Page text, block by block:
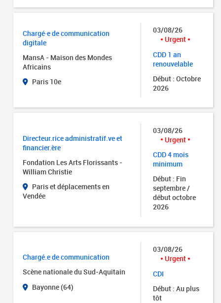
Chargé·e de communication
digitale
MansA - Maison des Mondes
Africains
Paris 10e
03/08/26
Urgent
CDD 1 an
renouvelable
Début : Octobre
2026
Directeur.rice administratif.ve et
financier.ère
Fondation Les Arts Florissants -
William Christie
Paris et déplacements en
Vendée
03/08/26
Urgent
CDD 4 mois
minimum
Début : Fin
septembre /
début octobre
2026
Chargé.e de communication
Scène nationale du Sud-Aquitain
Bayonne (64)
03/08/26
Urgent
CDI
Début : Au plus
tôt